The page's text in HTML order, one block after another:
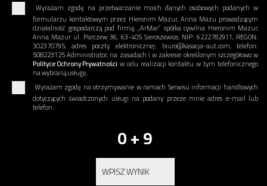
Wyrażam zgodę na przetwarzanie moich danych osobowych podanych w
formularzu kontaktowym przez Hieronim Mazur, Anna Mazu prowadzącym
działalność gospodarczą pod firmą: „ArMar” spółka cywilna Hieronim Mazur,
Anna Mazur ul. Parczew 36, 63-405 Sieroszewice, NIP: 6222782911, REGON:
302370795, adres poczty elektronicznej: biuro@kasacja-aut.com, telefon:
508223125 Administrator, na zasadach i w zakresie określonym szczegółowo w
Polityce Ochrony Prywatności w celu realizacji kontaktu w tym telefonicznego
na wybraną usługę.
Wyrażam zgodę na otrzymywanie w ramach Serwisu informacji handlowych
dotyczących świadczonych usługi na podany przeze mnie adres e-mail lub
telefon.
0 + 9